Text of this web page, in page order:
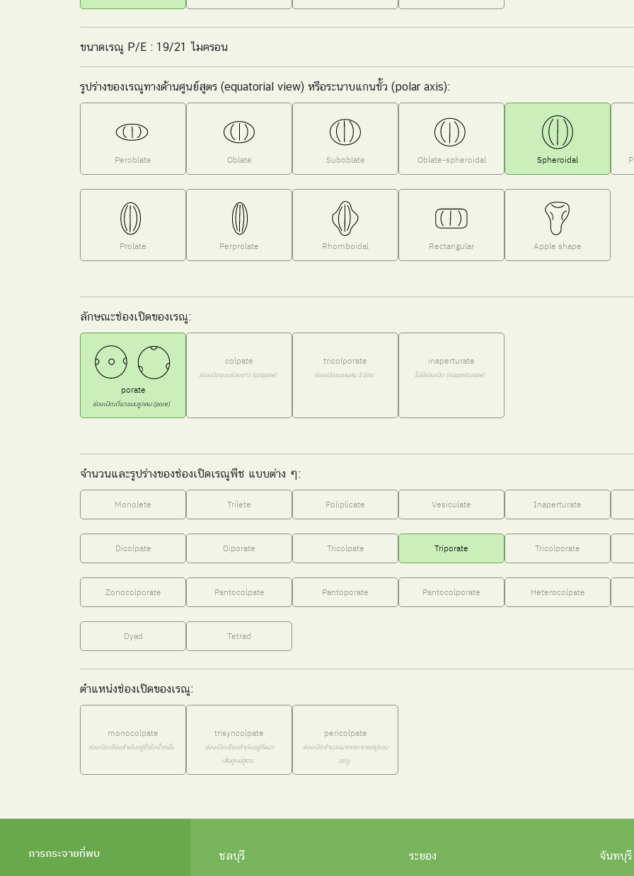
ขนาดเรณู P/E : 19/21 ไมครอน
รูปร่างของเรณูทางด้านศูนย์สูตร (equatorial view) หรือระนาบแกนขั้ว (polar axis):
Peroblate Oblate Suboblate Oblate-spheroidal Spheroidal
Prolate Perprolate Rhomboidal Rectangular Apple shape
ลักษณะช่องเปิดของเรณู:
porate
ช่องเปิดเดี่ยวแบบรูกลม (pore)
colpate
ช่องเปิดแบบร่องยาว (colpate)
tricolporate
ช่องเปิดแบบผสม 3 ช่อง
inaperturate
ไม่มีช่องเปิด (inaperturate)
จำนวนและรูปร่างของช่องเปิดเรณูพืช แบบต่าง ๆ:
Monolete Trilete Poliplicate Vesiculate Inaperturate
Dicolpate Diporate Tricolpate Triporate Tricolporate
Zonocolporate Pantocolpate Pantoporate Pantocolporate Heterocolpate
Dyad Tetrad
ตำแหน่งช่องเปิดของเรณู:
monocolpate
ช่องเปิดเรียงลำดับอยู่ขั้วใดขั้วหนึ่ง
trisyncolpate
ช่องเปิดเรียงลำดับอยู่ที่แนว
เส้นศูนย์สูตร
pericolpate
ช่องเปิดจำนวนมากกระจายอยู่รอบ
เรณู
การกระจายที่พบ ชลบุรี ระยอง จันทบุรี